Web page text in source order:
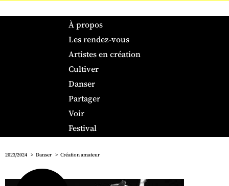
À propos
Les rendez-vous
Artistes en création
Cultiver
Danser
Partager
Voir
Festival
2023/2024 Danser Création amateur